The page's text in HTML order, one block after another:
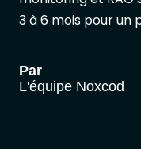
3 à 6 mois pour
Par
L'équipe Noxcod